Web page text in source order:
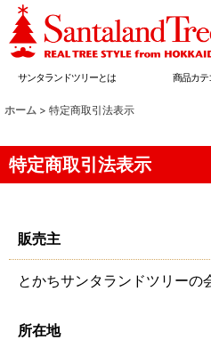
サンタランドツリーとは 商品カテ
ホーム > 特定商取引法表示
特定商取引法表示
販売主
とかちサンタランドツリーの
所在地